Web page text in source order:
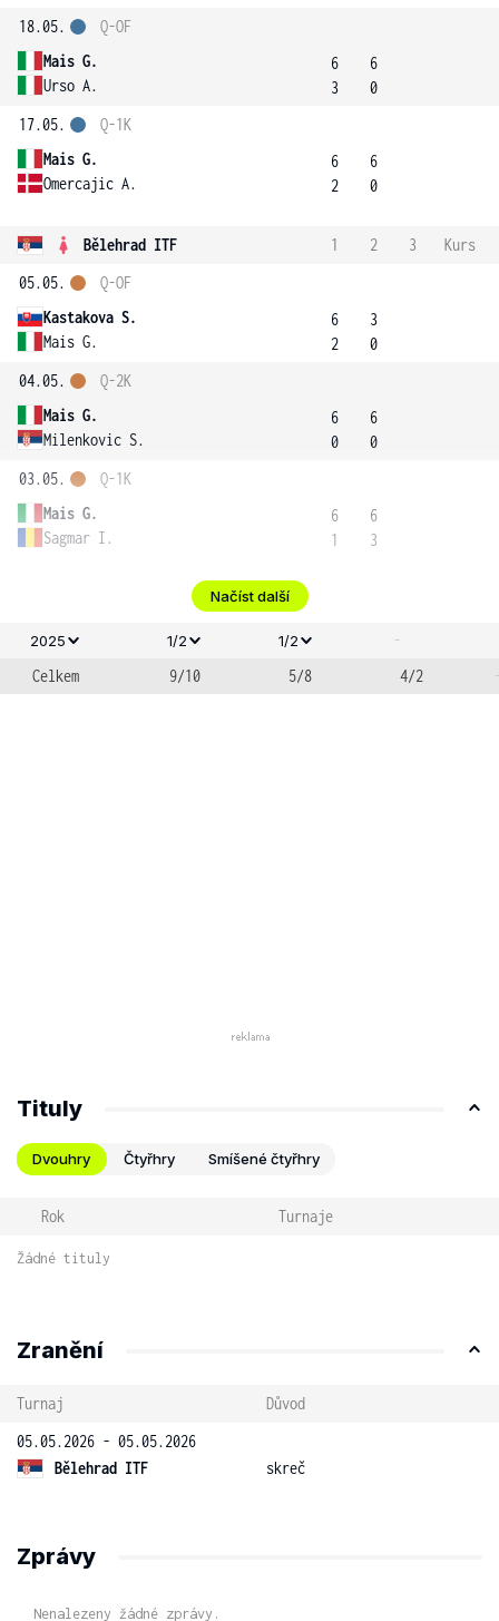
18.05.
Mais G.
Urso A.
Q-OF
6
3
6
0
17.05.
Mais G.
Omercajic A.
Q-1K
6
2
6
0
Bělehrad ITF 1 2 3
Kurs
05.05.
Kastakova S.
Mais G.
Q-OF
6
2
3
0
04.05.
Mais G.
Milenkovic S.
Q-2K
6
0
6
0
03.05.
Mais G.
Sagmar I.
Q-1K
6
1
6
3
Načíst další
2025 1/2 1/2
-
Celkem
9/10 5/8 4/2
Tituly
Dvouhry Čtyřhry Smíšené čtyřhry
Rok Turnaje
Žádné tituly
Zranění
Turnaj
Důvod
05.05.2026 - 05.05.2026
Bělehrad ITF
skreč
Zprávy
Nenalezeny žádné zprávy.